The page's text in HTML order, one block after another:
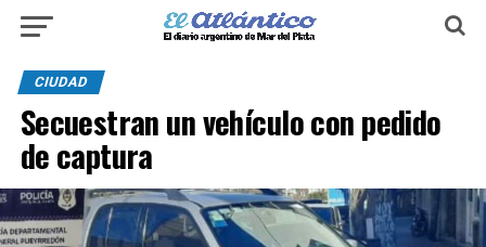
CIUDAD
Secuestran un vehículo con pedido
de captura